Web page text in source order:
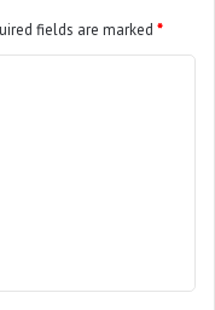
fields are marked *